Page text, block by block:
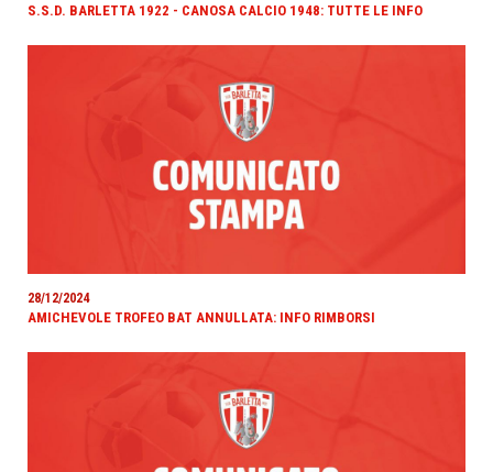
S.S.D. BARLETTA 1922 - CANOSA CALCIO 1948: TUTTE LE INFO
28/12/2024
AMICHEVOLE TROFEO BAT ANNULLATA: INFO RIMBORSI